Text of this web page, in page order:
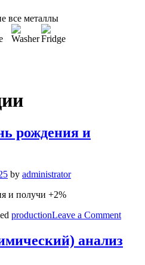
все металлы
рождения и
by administrator
и получи +2%
productionLeave a Commenton
в
анализ